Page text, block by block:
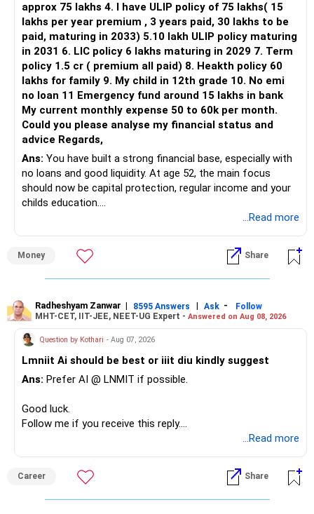
approx 75 lakhs 4. I have ULIP policy of 75 lakhs( 15
lakhs per year premium , 3 years paid, 30 lakhs to be
paid, maturing in 2033) 5.10 lakh ULIP policy maturing
in 2031 6. LIC policy 6 lakhs maturing in 2029 7. Term
policy 1.5 cr ( premium all paid) 8. Heakth policy 60
lakhs for family 9. My child in 12th grade 10. No emi
no loan 11 Emergency fund around 15 lakhs in bank
My current monthly expense 50 to 60k per month.
Could you please analyse my financial status and
advice Regards,
Ans: You have built a strong financial base, especially with
no loans and good liquidity. At age 52, the main focus
should now be capital protection, regular income and your
childs education.
– Your Rs.1 crore FD provides a strong safety base.
– You have around Rs.15 lakh separately for emergencies.
– The plot is another existing asset, but need not be
increased.
– Your term insurance is already fully paid.
– Family health insurance provides important protection.
– Most importantly, you have no EMI or outstanding loan.
» Your Retirement Requirement
Since you are already retired, your investments should now
...Read more
Money Share
Radheshyam Zanwar | 8595 Answers | Ask -
Follow
MHT-CET, IIT-JEE, NEET-UG Expert - Answered on Aug 08, 2026
Question by Kothari - Aug 07, 2026
Lmniit Ai should be best or iiit diu kindly suggest
Ans: Prefer AI @ LNMIT if possible.
Good luck.
Follow me if you receive this reply.
...Read more
Career Share